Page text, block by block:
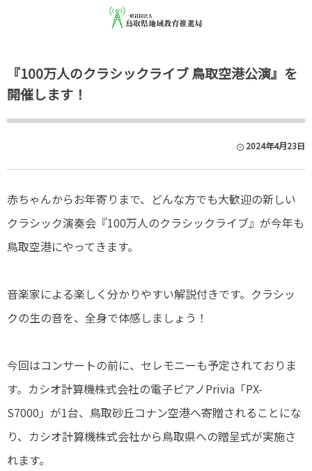
『100万人のクラシックライブ 鳥取空港公演』を
開催します！
2024年4月23日
赤ちゃんからお年寄りまで、どんな方でも大歓迎の新しい
クラシック演奏会『100万人のクラシックライブ』が今年も
鳥取空港にやってきます。
音楽家による楽しく分かりやすい解説付きです。クラシッ
クの生の音を、全身で体感しましょう！
今回はコンサートの前に、セレモニーも予定されておりま
す。カシオ計算機株式会社の電子ピアノPrivia「PX-
S7000」が1台、鳥取砂丘コナン空港へ寄贈されることにな
り、カシオ計算機株式会社から鳥取県への贈呈式が実施さ
れます。